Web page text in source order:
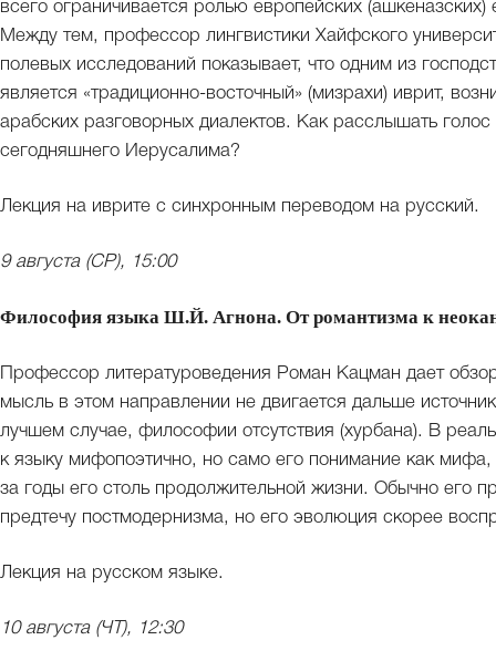
всего ограничивается ролью европейских
Между тем, профессор лингвистики Хайфского
полевых исследований показывает, что одним из
является «традиционно-восточный» (мизрахи) иврит,
арабских разговорных диалектов. Как расслышать
сегодняшнего Иерусалима?
Лекция на иврите с синхронным переводом на русский.
9 августа (СР), 15:00
Философия языка Ш.Й. Агнона. От романтизма к
Профессор литературоведения Роман Кацман дает
мысль в этом направлении не двигается дальше
лучшем случае, философии отсутствия (хурбана). В
к языку мифопоэтично, но само его понимание как
за годы его столь продолжительной жизни. Обычно его
предтечу постмодернизма, но его эволюция скорее
Лекция на русском языке.
10 августа (ЧТ), 12:30